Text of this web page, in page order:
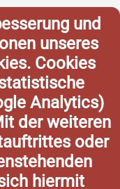
und
unseres
Cookies
Analytics)
der weiteren
oder
hiermit